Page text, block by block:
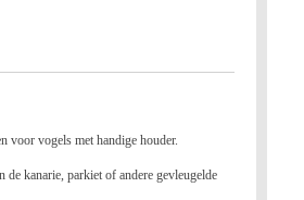
voor vogels met handige houder.
de kanarie, parkiet of andere gevleugelde